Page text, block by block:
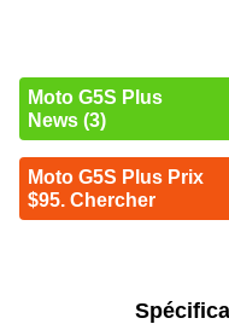
Moto G5S Plus
News (3)
Moto G5S Plus Prix
$95. Chercher